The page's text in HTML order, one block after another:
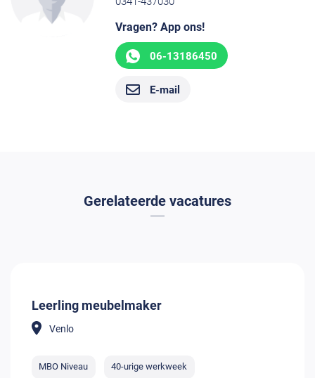
Vragen? App ons!
06-13186450
E-mail
Gerelateerde vacatures
Leerling meubelmaker
Venlo
MBO Niveau 40-urige werkweek